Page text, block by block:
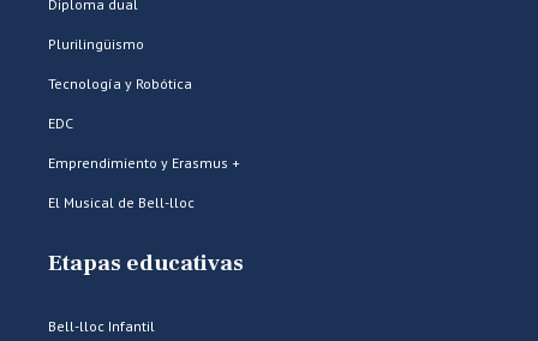
Diploma dual
Plurilingüismo
Tecnología y Robótica
EDC
Emprendimiento y Erasmus +
El Musical de Bell-lloc
Etapas educativas
Bell-lloc Infantil